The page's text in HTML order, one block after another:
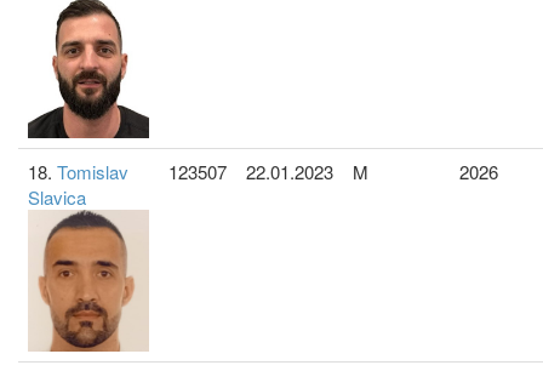
18. Tomislav
Slavica
123507 22.01.2023 M 2026